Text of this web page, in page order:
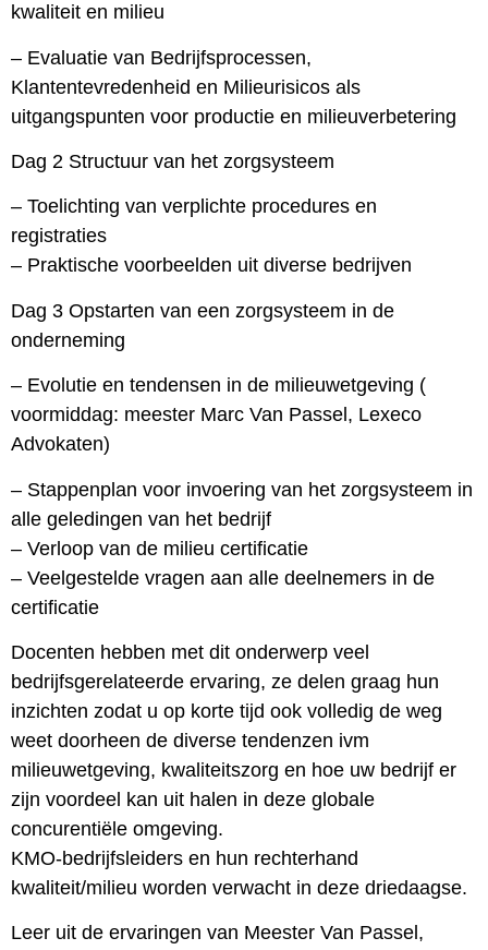
kwaliteit en milieu
– Evaluatie van Bedrijfsprocessen,
Klantentevredenheid en Milieurisicos als
uitgangspunten voor productie en milieuverbetering
Dag 2 Structuur van het zorgsysteem
– Toelichting van verplichte procedures en
registraties
– Praktische voorbeelden uit diverse bedrijven
Dag 3 Opstarten van een zorgsysteem in de
onderneming
– Evolutie en tendensen in de milieuwetgeving (
voormiddag: meester Marc Van Passel, Lexeco
Advokaten)
– Stappenplan voor invoering van het zorgsysteem in
alle geledingen van het bedrijf
– Verloop van de milieu certificatie
– Veelgestelde vragen aan alle deelnemers in de
certificatie
Docenten hebben met dit onderwerp veel
bedrijfsgerelateerde ervaring, ze delen graag hun
inzichten zodat u op korte tijd ook volledig de weg
weet doorheen de diverse tendenzen ivm
milieuwetgeving, kwaliteitszorg en hoe uw bedrijf er
zijn voordeel kan uit halen in deze globale
concurentiële omgeving.
KMO-bedrijfsleiders en hun rechterhand
kwaliteit/milieu worden verwacht in deze driedaagse.
Leer uit de ervaringen van Meester Van Passel,